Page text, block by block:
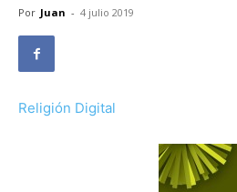
Por Juan - 4 julio 2019
Religión Digital